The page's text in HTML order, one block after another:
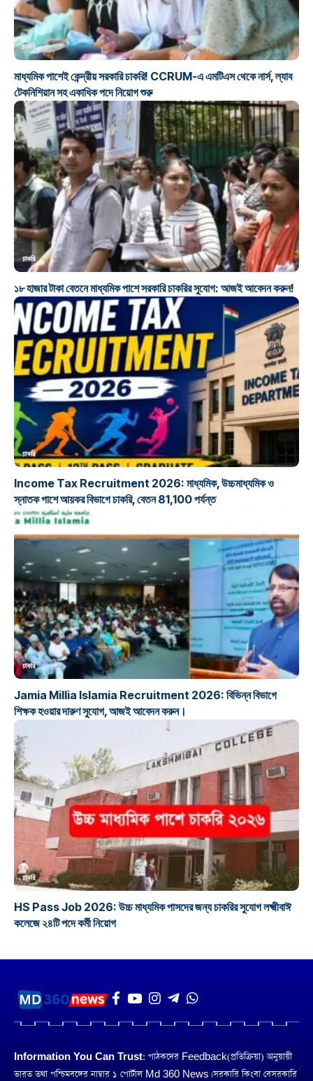
চাকরি
মাধ্যমিক পাশেই কেন্দ্রীয় সরকারি চাকরি! CCRUM-এ এমটিএস থেকে নার্স, ল্যাব
টেকনিশিয়ান সহ একাধিক পদে নিয়োগ শুরু
চাকরি
১৮ হাজার টাকা বেতনে মাধ্যমিক পাশে সরকারি চাকরির সুযোগ: আজই আবেদন করুন!
চাকরি
Income Tax Recruitment 2026: মাধ্যমিক, উচ্চমাধ্যমিক ও
স্নাতক পাশে আয়কর বিভাগে চাকরি, বেতন 81,100 পর্যন্ত
চাকরি
Jamia Millia Islamia Recruitment 2026: বিভিন্ন বিভাগে
শিক্ষক হওয়ার দারুণ সুযোগ, আজই আবেদন করুন।
চাকরি
HS Pass Job 2026: উচ্চ মাধ্যমিক পাসদের জন্য চাকরির সুযোগ লক্ষ্মীবাঈ
কলেজে ২৪টি পদে কর্মী নিয়োগ
Information You Can Trust: পাঠকদের Feedback(প্রতিক্রিয়া) অনুয়ায়ী
ভারত তথা পশ্চিমবঙ্গের নাম্বার ১ পোর্টাল Md 360 News। সরকারি কিংবা বেসরকারি